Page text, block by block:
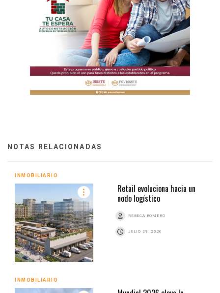
NOTAS RELACIONADAS
INMOBILIARIO
Retail evoluciona hacia un
nodo logístico
REBECA ROMERO
JULIO 29, 2026
INMOBILIARIO